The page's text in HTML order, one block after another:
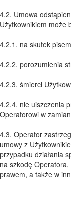
4.2. Umowa
Użytkownikiem może
4.2.1. na skutek
4.2.2. porozumienia
4.2.3. śmierci
4.2.4. nie uiszczenia
Operatorowi w
4.3. Operator
umowy z
przypadku działania
na szkodę
prawem, a także w